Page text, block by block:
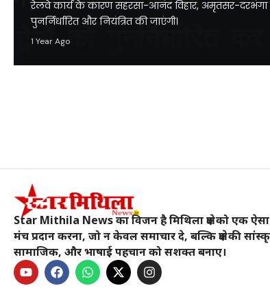
रेलवे कार्य के कारण सहरसा-आनंद विहार, अमृतसर-दरभंगा
पुनर्निर्धारित और नियंत्रित की जाएंगी।
1 Year Ago
Star Mithila News का विजन है मिथिला क्षेत्र को एक
मंच प्रदान करना, जो न केवल समाचार दे, बल्कि क्षेत्र की
सामाजिक, और भाषाई पहचान को सशक्त बनाए।